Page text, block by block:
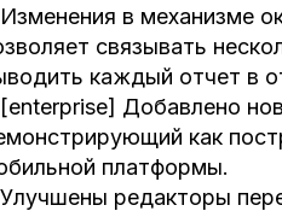
в механизме
связывать
каждый отчет в
Добавлено
как
платформы.
редакторы